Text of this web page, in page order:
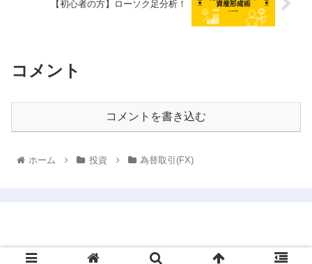
【初心者の方】ローソク足分析！
コメント
コメントを書き込む
ホーム 投資 為替取引(FX)
© 2021 将来に向けての資産形成術.